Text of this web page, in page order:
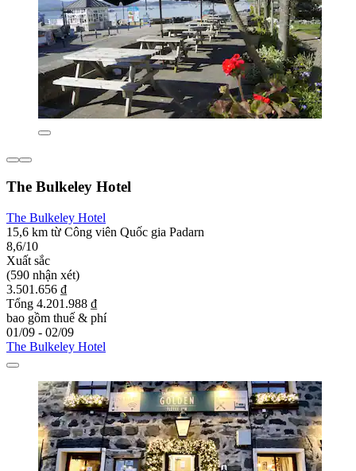
The Bulkeley Hotel
The Bulkeley Hotel
15,6 km từ Công viên Quốc gia Padarn
8,6/10
Xuất sắc
(590 nhận xét)
3.501.656 ₫
Tổng 4.201.988 ₫
bao gồm thuế & phí
01/09 - 02/09
The Bulkeley Hotel